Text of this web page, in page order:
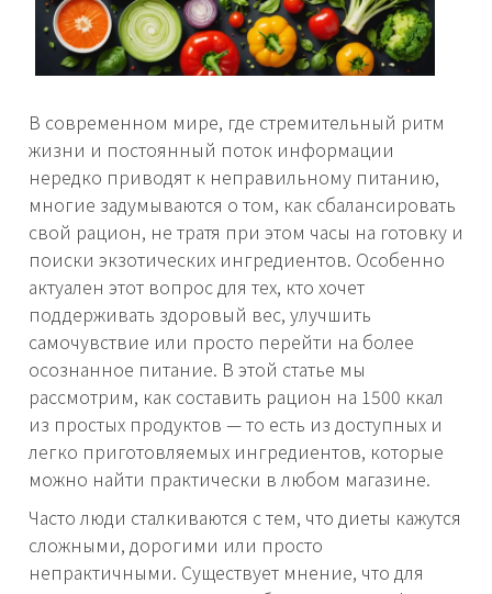
В современном мире, где стремительный ритм
жизни и постоянный поток информации
нередко приводят к неправильному питанию,
многие задумываются о том, как сбалансировать
свой рацион, не тратя при этом часы на готовку и
поиски экзотических ингредиентов. Особенно
актуален этот вопрос для тех, кто хочет
поддерживать здоровый вес, улучшить
самочувствие или просто перейти на более
осознанное питание. В этой статье мы
рассмотрим, как составить рацион на 1500 ккал
из простых продуктов — то есть из доступных и
легко приготовляемых ингредиентов, которые
можно найти практически в любом магазине.
Часто люди сталкиваются с тем, что диеты кажутся
сложными, дорогими или просто
непрактичными. Существует мнение, что для